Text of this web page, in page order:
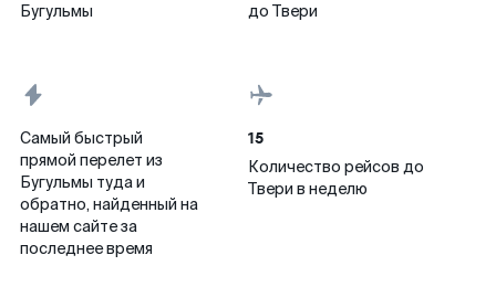
Бугульмы
до Твери
Самый быстрый
прямой перелет из
Бугульмы туда и
обратно, найденный на
нашем сайте за
последнее время
15
Количество рейсов до
Твери в неделю